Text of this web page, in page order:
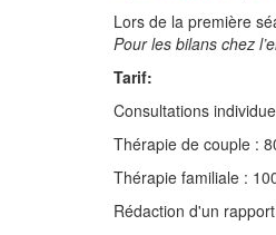
Lors de la première
Pour les bilans chez
Tarif:
Consultations
Thérapie de couple :
Thérapie familiale :
Rédaction d'un